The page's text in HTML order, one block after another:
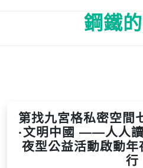
鋼鐵
第找九宮格私密空間
·文明中國 ——人人
夜型公益活動啟動
行